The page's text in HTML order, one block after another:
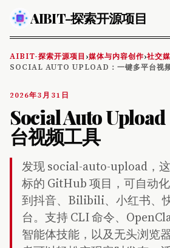
AIBIT-探索开源项目
AIBIT-探索开源项目 ›媒体与内容创作›社交
SOCIAL AUTO UPLOAD：一键多平台视
2026年3月31日
Social Auto
台视频工具
发现 social-auto-upload，
标的 GitHub 项目，可自动
到抖音、Bilibili、小红书、
台。支持 CLI 命令、
智能体技能，以及无头浏览